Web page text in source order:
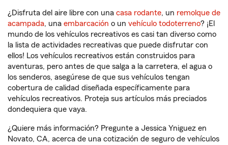
¿Disfruta del aire libre con una casa rodante, un remolque de
acampada, una embarcación o un vehículo todoterreno? ¡El
mundo de los vehículos recreativos es casi tan diverso como
la lista de actividades recreativas que puede disfrutar con
ellos! Los vehículos recreativos están construidos para
aventuras, pero antes de que salga a la carretera, el agua o
los senderos, asegúrese de que sus vehículos tengan
cobertura de calidad diseñada específicamente para
vehículos recreativos. Proteja sus artículos más preciados
dondequiera que vaya.
¿Quiere más información? Pregunte a Jessica Yniguez en
Novato, CA, acerca de una cotización de seguro de vehículos